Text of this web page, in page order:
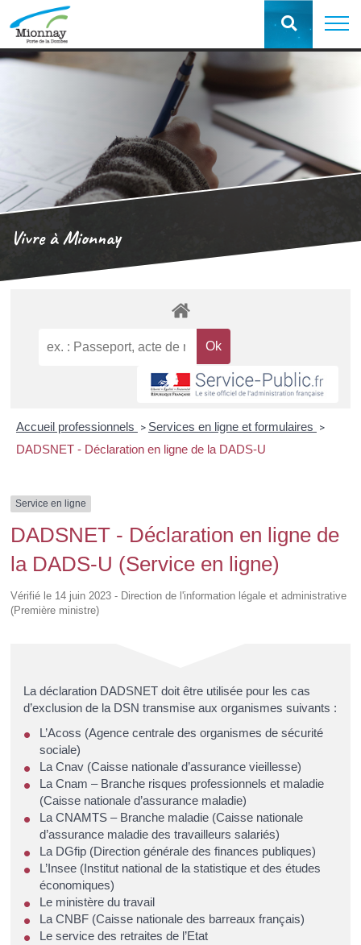
Vivre à Mionnay
Accueil professionnels > Services en ligne et formulaires >
DADSNET - Déclaration en ligne de la DADS-U
Service en ligne
DADSNET - Déclaration en ligne de
la DADS-U (Service en ligne)
Vérifié le 14 juin 2023 - Direction de l'information légale et administrative
(Première ministre)
La déclaration DADSNET doit être utilisée pour les cas
d’exclusion de la DSN transmise aux organismes suivants :
L’Acoss (Agence centrale des organismes de sécurité
sociale)
La Cnav (Caisse nationale d’assurance vieillesse)
La Cnam – Branche risques professionnels et maladie
(Caisse nationale d’assurance maladie)
La CNAMTS – Branche maladie (Caisse nationale
d’assurance maladie des travailleurs salariés)
La DGfip (Direction générale des finances publiques)
L’Insee (Institut national de la statistique et des études
économiques)
Le ministère du travail
La CNBF (Caisse nationale des barreaux français)
Le service des retraites de l’Etat